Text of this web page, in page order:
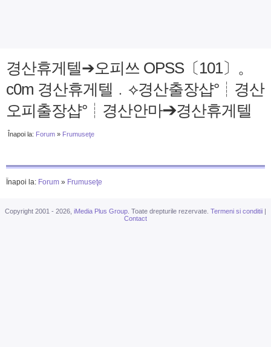
경산휴게텔➔오피쓰 OPSS〔101〕。
c0m 경산휴게텔﹒⟡경산출장샵°┊경산
오피출장샵°┊경산안마➔경산휴게텔
Înapoi la: Forum » Frumuseţe
Înapoi la: Forum » Frumuseţe
Copyright 2001 - 2026, iMedia Plus Group . Toate drepturile rezervate. Termeni si conditii |
Contact